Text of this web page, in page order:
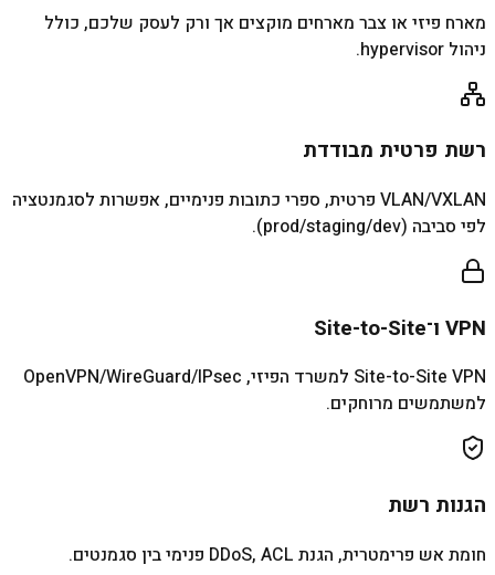
מארח פיזי או צבר מארחים מוקצים אך ורק לעסק שלכם, כולל
ניהול hypervisor.
רשת פרטית מבודדת
VLAN/VXLAN פרטית, ספרי כתובות פנימיים, אפשרות לסגמנטציה
לפי סביבה (prod/staging/dev).
VPN ו־Site-to-Site
Site-to-Site VPN למשרד הפיזי, OpenVPN/WireGuard/IPsec
למשתמשים מרוחקים.
הגנות רשת
חומת אש פרימטרית, הגנת DDoS, ACL פנימי בין סגמנטים.